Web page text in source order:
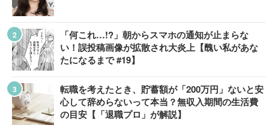
「何これ…!?」朝からスマホの通知が止まらな
い！誤投稿画像が拡散され大炎上【醜い私があな
たになるまで #19】
転職を考えたとき、貯蓄額が「200万円」ないと安
心して辞めらないって本当？無収入期間の生活費
の目安【「退職プロ」が解説】